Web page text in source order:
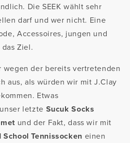
Die SEEK wählt sehr
darf und wer nicht. Eine
Accessoires, jungen und
Ziel.
wegen der bereits vertretenden
aus, als würden wir mit J.Clay
Etwas
letzte Sucuk Socks
und der Fakt, dass wir mit
School Tennissocken einen